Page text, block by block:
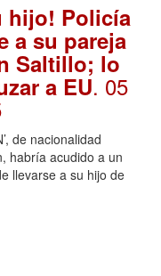
hijo! Policía
a su pareja
Saltillo; lo
a EU. 05
de nacionalidad
habría acudido a un
llevarse a su hijo de